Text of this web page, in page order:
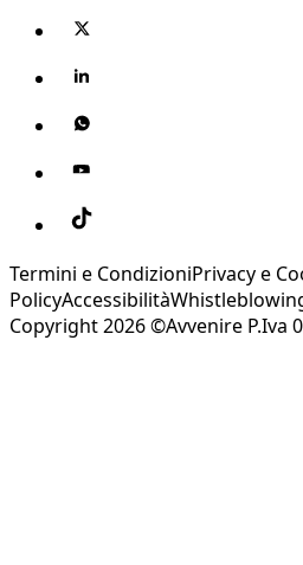
Termini e CondizioniPrivacy e
PolicyAccessibilità
Copyright 2026 ©Avvenire P.Iva